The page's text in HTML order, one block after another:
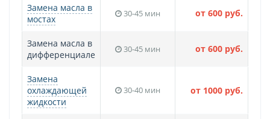
Замена масла в
мостах
30-45 мин от 600 руб.
Замена масла в
дифференциале
30-45 мин от 600 руб.
Замена
охлаждающей
жидкости
30-40 мин от 1000 руб.